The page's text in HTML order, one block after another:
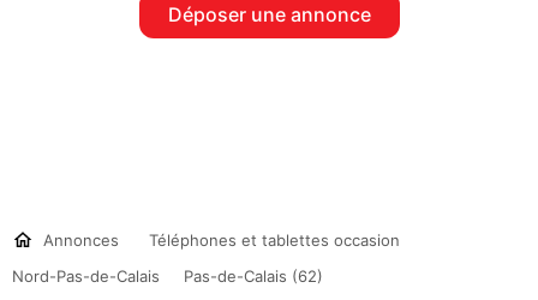
Déposer une annonce
Annonces
Téléphones et tablettes occasion
Nord-Pas-de-Calais
Pas-de-Calais (62)